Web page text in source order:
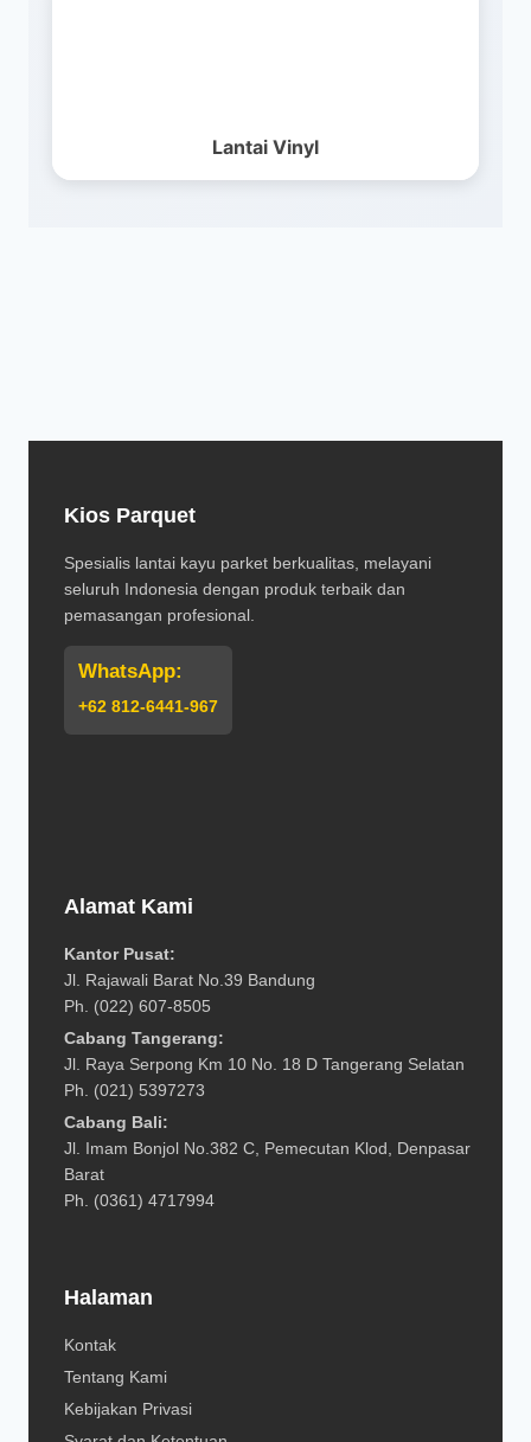
Lantai Vinyl
Kios Parquet
Spesialis lantai kayu parket berkualitas, melayani
seluruh Indonesia dengan produk terbaik dan
pemasangan profesional.
WhatsApp:
+62 812-6441-967
Alamat Kami
Kantor Pusat:
Jl. Rajawali Barat No.39 Bandung
Ph. (022) 607-8505
Cabang Tangerang:
Jl. Raya Serpong Km 10 No. 18 D Tangerang Selatan
Ph. (021) 5397273
Cabang Bali:
Jl. Imam Bonjol No.382 C, Pemecutan Klod, Denpasar
Barat
Ph. (0361) 4717994
Halaman
Kontak
Tentang Kami
Kebijakan Privasi